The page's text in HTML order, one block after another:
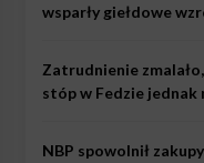
wsparły giełdowe
Zatrudnienie
stóp w Fedzie jednak
NBP spowolnił